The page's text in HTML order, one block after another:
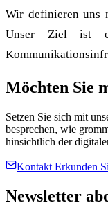
Wir definieren uns
Unser Ziel ist
Möchten Sie
Setzen Sie sich mit
besprechen, wie
hinsichtlich der
Kontakt Erkunden
Newsletter